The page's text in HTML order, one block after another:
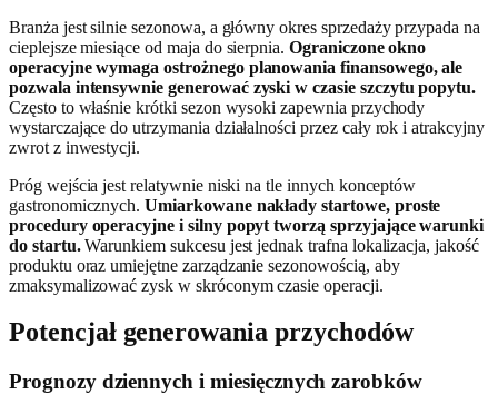
Branża jest silnie sezonowa, a główny okres sprzedaży przypada na
cieplejsze miesiące od maja do sierpnia.Ograniczone okno
operacyjne wymaga ostrożnego planowania finansowego, ale
pozwala intensywnie generować zyski w czasie szczytu popytu.
Często to właśnie krótki sezon wysoki zapewnia przychody
wystarczające do utrzymania działalności przez cały rok i atrakcyjny
zwrot z inwestycji.
Próg wejścia jest relatywnie niski na tle innych konceptów
gastronomicznych.Umiarkowane nakłady startowe, proste
procedury operacyjne i silny popyt tworzą sprzyjające warunki
do startu.Warunkiem sukcesu jest jednak trafna lokalizacja, jakość
produktu oraz umiejętne zarządzanie sezonowością, aby
zmaksymalizować zysk w skróconym czasie operacji.
Potencjał generowania przychodów
Prognozy dziennych i miesięcznych zarobków